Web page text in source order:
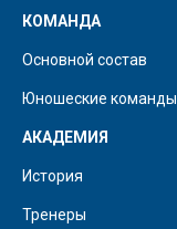
КОМАНДА
Основной состав
Юношеские команды
АКАДЕМИЯ
История
Тренеры